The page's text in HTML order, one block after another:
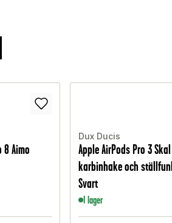
8 Aimo
Dux Ducis
Apple AirPods Pro 3 Skal
karbinhake och
Svart
I lager